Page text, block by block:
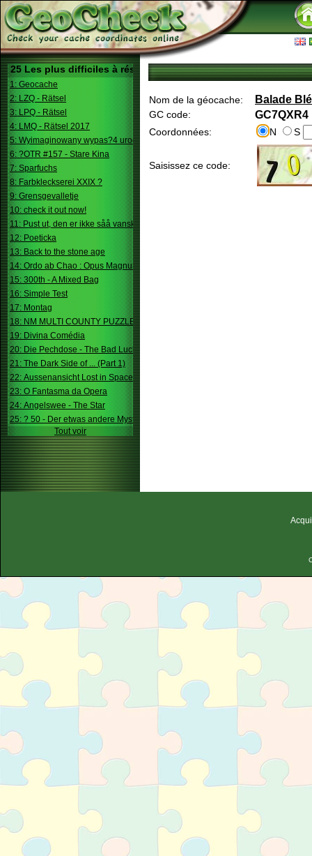
25 Les plus difficiles à résoudre
1: Geocache
2: LZQ - Rätsel
3: LPQ - Rätsel
4: LMQ - Rätsel 2017
5: Wyimaginowany wypas?4 urodziny
6: ?OTR #157 - Stare Kina
7: Sparfuchs
8: Farbkleckserei XXIX ?
9: Grensgevalletje
10: check it out now!
11: Pust ut, den er ikke såå vanskelig.
12: Poeticka
13: Back to the stone age
14: Ordo ab Chao : Opus Magnum
15: 300th - A Mixed Bag
16: Simple Test
17: Montag
18: NM MULTI COUNTY PUZZLE
19: Divina Comédia
20: Die Pechdose - The Bad Luck Box
21: The Dark Side of ... (Part 1)
22: Aussenansicht Lost in Space
23: O Fantasma da Opera
24: Angelswee - The Star
25: ? 50 - Der etwas andere Mystery
Tout voir
Nom de la géocache: Balade
GC code: GC7QXR4
Coordonnées: N S
Saisissez ce code: